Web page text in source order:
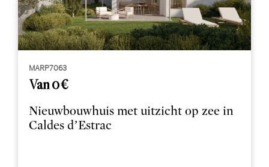
MARP7063
Van 0 €
Nieuwbouwhuis met uitzicht op zee in
Caldes d’Estrac